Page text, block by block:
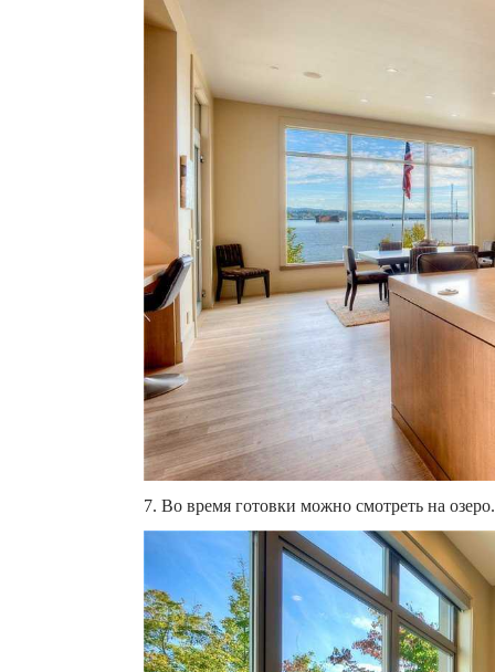
7. Во время готовки можно смотреть на озеро.